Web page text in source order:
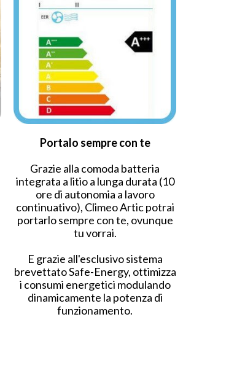
Portalo sempre con te
Grazie alla comoda batteria
integrata a litio a lunga durata (10
ore di autonomia a lavoro
continuativo), Climeo Artic potrai
portarlo sempre con te, ovunque
tu vorrai.
E grazie all'esclusivo sistema
brevettato Safe-Energy, ottimizza
i consumi energetici modulando
dinamicamente la potenza di
funzionamento.